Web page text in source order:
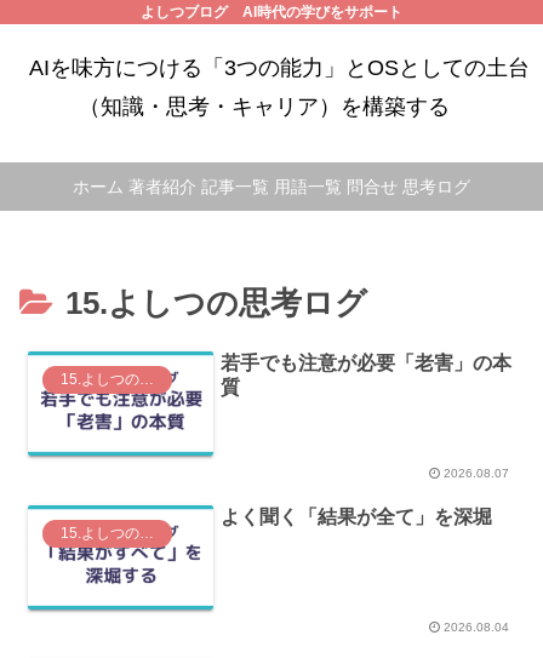
よしつブログ AI時代の学びをサポート
AIを味方につける「3つの能力」とOSとしての土台
（知識・思考・キャリア）を構築する
ホーム 著者紹介 記事一覧 用語一覧 問合せ 思考ログ
15.よしつの思考ログ
15.よしつの思考ログ
若手でも注意が必要「老害」の本
質
2026.08.07
15.よしつの思考ログ
よく聞く「結果が全て」を深堀
2026.08.04